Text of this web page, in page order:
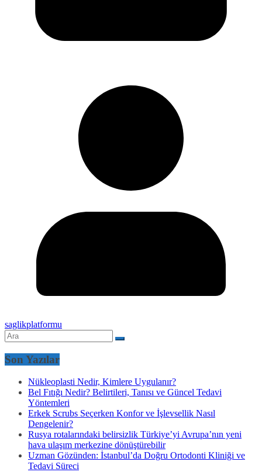
saglikplatformu
Son Yazılar
Nükleoplasti Nedir, Kimlere Uygulanır?
Bel Fıtığı Nedir? Belirtileri, Tanısı ve Güncel Tedavi
Yöntemleri
Erkek Scrubs Seçerken Konfor ve İşlevsellik Nasıl
Dengelenir?
Rusya rotalarındaki belirsizlik Türkiye’yi Avrupa’nın yeni
hava ulaşım merkezine dönüştürebilir
Uzman Gözünden: İstanbul’da Doğru Ortodonti Kliniği ve
Tedavi Süreci